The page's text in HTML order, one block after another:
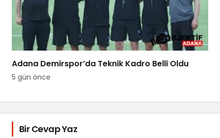
Adana Demirspor’da Teknik Kadro Belli Oldu
5 gün önce
Bir Cevap Yaz